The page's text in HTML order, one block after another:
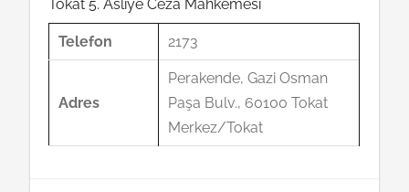
Tokat 5. Asliye Ceza Mahkemesi
Telefon 2173
Adres
Perakende, Gazi Osman
Paşa Bulv., 60100 Tokat
Merkez/Tokat